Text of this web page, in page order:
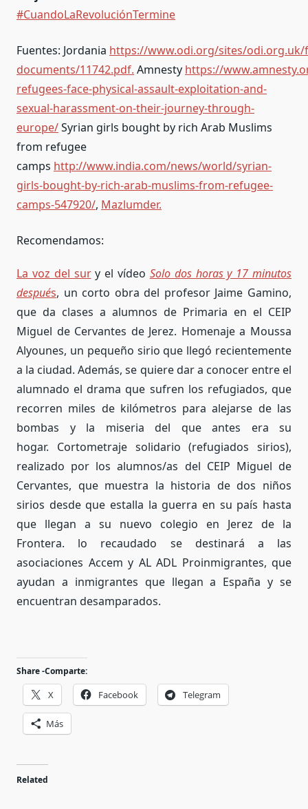
#CuandoLaRevoluciónTermine
Fuentes: Jordania https://www.odi.org/sites/odi.org.uk/
documents/11742.pdf. Amnesty https://
refugees-face-physical-assault-exploitation-and-
sexual-harassment-on-their-journey-through-
europe/Syrian girls bought by rich Arab Muslims
from refugee
camps http://www.india.com/news/world/syrian-
girls-bought-by-rich-arab-muslims-from-refugee-
camps-547920/, Mazlumder.
Recomendamos:
La voz del sury el vídeo Solo dos horas y 17 minutos
después, un corto obra del profesor Jaime Gamino,
que da clases a alumnos de Primaria en el CEIP
Miguel de Cervantes de Jerez. Homenaje a Moussa
Alyounes, un pequeño sirio que llegó recientemente
a la ciudad. Además, se quiere dar a conocer entre el
alumnado el drama que sufren los refugiados, que
recorren miles de kilómetros para alejarse de las
bombas y la miseria del que antes era su
hogar. Cortometraje solidario (refugiados sirios),
realizado por los alumnos/as del CEIP Miguel de
Cervantes, que muestra la historia de dos niños
sirios desde que estalla la guerra en su país hasta
que llegan a su nuevo colegio en Jerez de la
Frontera. lo recaudado se destinará a las
asociaciones Accem y AL ADL Proinmigrantes, que
ayudan a inmigrantes que llegan a España y se
encuentran desamparados.
Share -Comparte:
X Facebook Telegram
Más
Related